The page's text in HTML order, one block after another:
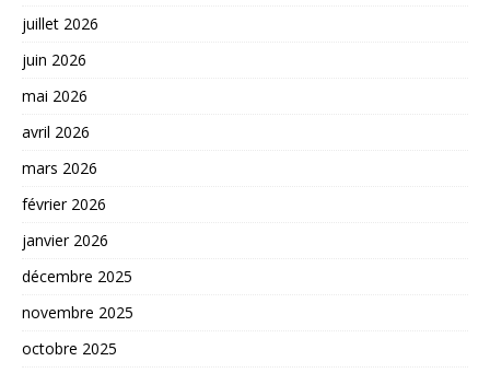
juillet 2026
juin 2026
mai 2026
avril 2026
mars 2026
février 2026
janvier 2026
décembre 2025
novembre 2025
octobre 2025